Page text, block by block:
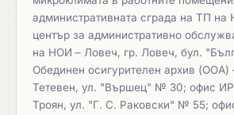
административната сграда на ТП
център за административно
на НОИ – Ловеч, гр. Ловеч, бул.
Обединен осигурителен архив (ООА)
Тетевен, ул. "Вършец" № 30; офис
Троян, ул. "Г. С. Раковски" № 55;